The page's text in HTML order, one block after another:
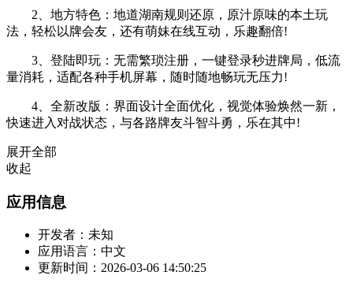
2、地方特色：地道湖南规则还原，原汁原味的本土玩
法，轻松以牌会友，还有萌妹在线互动，乐趣翻倍!
3、登陆即玩：无需繁琐注册，一键登录秒进牌局，低流
量消耗，适配各种手机屏幕，随时随地畅玩无压力!
4、全新改版：界面设计全面优化，视觉体验焕然一新，
快速进入对战状态，与各路牌友斗智斗勇，乐在其中!
展开全部
收起
应用信息
开发者： 未知
应用语言： 中文
更新时间： 2026-03-06 14:50:25